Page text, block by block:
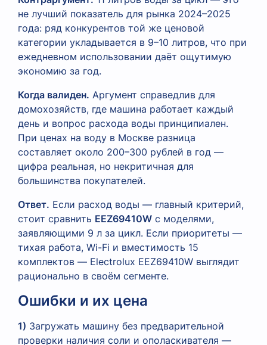
не лучший показатель для рынка 2024–2025
года: ряд конкурентов той же ценовой
категории укладывается в 9–10 литров, что при
ежедневном использовании даёт ощутимую
экономию за год.
Когда валиден. Аргумент справедлив для
домохозяйств, где машина работает каждый
день и вопрос расхода воды принципиален.
При ценах на воду в Москве разница
составляет около 200–300 рублей в год —
цифра реальная, но некритичная для
большинства покупателей.
Ответ. Если расход воды — главный критерий,
стоит сравнить EEZ69410W с моделями,
заявляющими 9 л за цикл. Если приоритеты —
тихая работа, Wi-Fi и вместимость 15
комплектов — Electrolux EEZ69410W выглядит
рационально в своём сегменте.
Ошибки и их цена
1) Загружать машину без предварительной
проверки наличия соли и ополаскивателя —